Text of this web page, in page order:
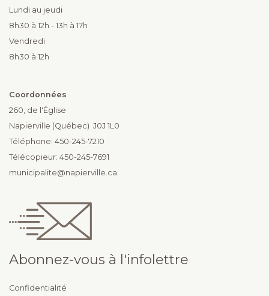
Lundi au jeudi
8h30 à 12h - 13h à 17h
Vendredi
8h30 à 12h
Coordonnées
260, de l'Église
Napierville (Québec) J0J 1L0
Téléphone: 450-245-7210
Télécopieur: 450-245-7691
municipalite@napierville.ca
Abonnez-vous à l'infolettre
Confidentialité